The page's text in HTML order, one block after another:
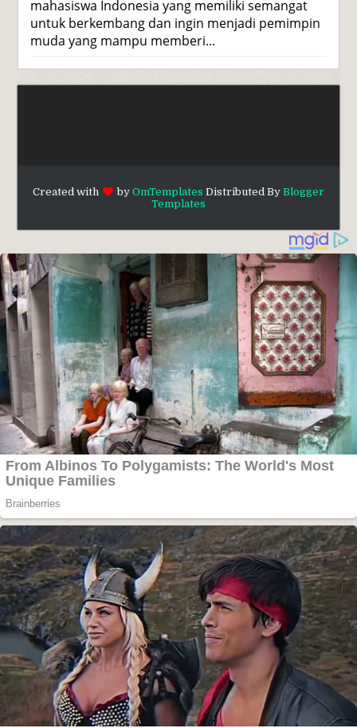
mahasiswa Indonesia yang memiliki semangat
untuk berkembang dan ingin menjadi pemimpin
muda yang mampu memberi...
Created with by OmTemplates Distributed By Blogger
Templates